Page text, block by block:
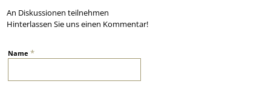
An Diskussionen teilnehmen
Hinterlassen Sie uns einen Kommentar!
Name*